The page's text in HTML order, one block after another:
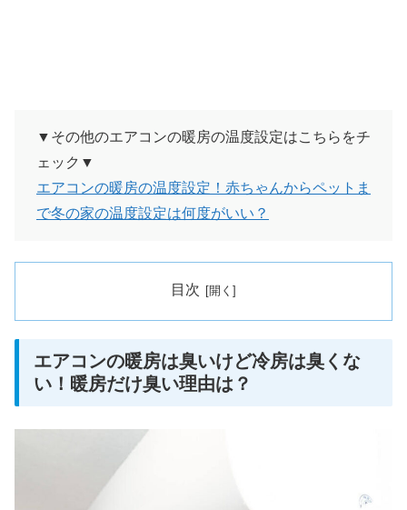
▼その他のエアコンの暖房の温度設定はこちらをチ
ェック▼
エアコンの暖房の温度設定！赤ちゃんからペットま
で冬の家の温度設定は何度がいい？
目次
エアコンの暖房は臭いけど冷房は臭くな
い！暖房だけ臭い理由は？